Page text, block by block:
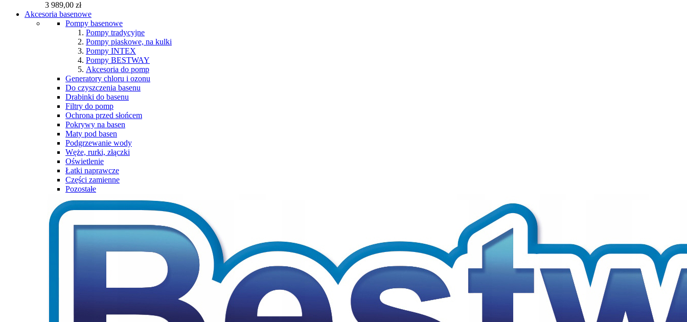
3 989,00 zł
Akcesoria basenowe
Pompy basenowe
Pompy tradycyjne
Pompy piaskowe, na kulki
Pompy INTEX
Pompy BESTWAY
Akcesoria do pomp
Generatory chloru i ozonu
Do czyszczenia basenu
Drabinki do basenu
Filtry do pomp
Ochrona przed słońcem
Pokrywy na basen
Maty pod basen
Podgrzewanie wody
Węże, rurki, złączki
Oświetlenie
Łatki naprawcze
Części zamienne
Pozostałe